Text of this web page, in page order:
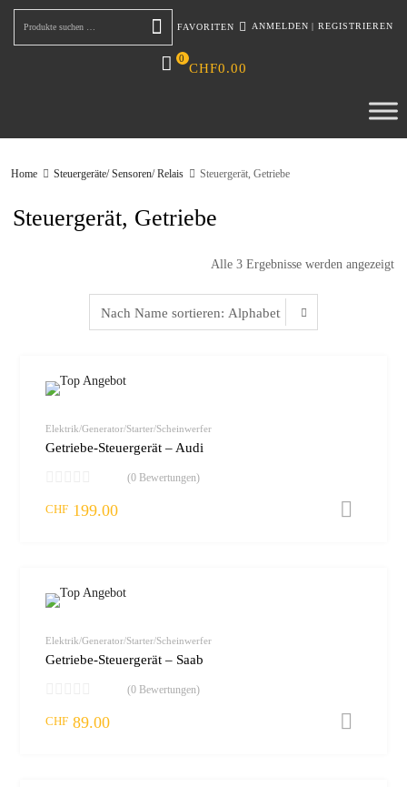
Suchen
FAVORITEN ANMELDEN | REGISTRIEREN
CHF0.00
0
Home Steuergeräte/ Sensoren/ Relais Steuergerät, Getriebe
Steuergerät, Getriebe
Alle 3 Ergebnisse werden angezeigt
Elektrik/Generator/Starter/Scheinwerfer
Getriebe-Steuergerät – Audi
(0 Bewertungen)
CHF 199.00
Elektrik/Generator/Starter/Scheinwerfer
Getriebe-Steuergerät – Saab
(0 Bewertungen)
CHF 89.00